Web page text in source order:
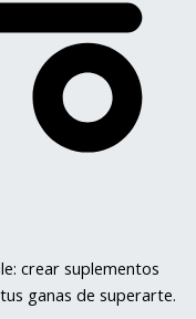
crear suplementos
ganas de superarte.